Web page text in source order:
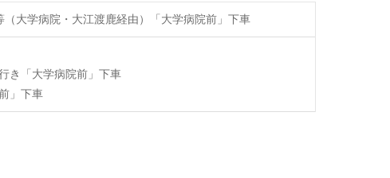
大学病院・大江渡鹿経由）「大学病院前」下車
き「大学病院前」下車
」下車